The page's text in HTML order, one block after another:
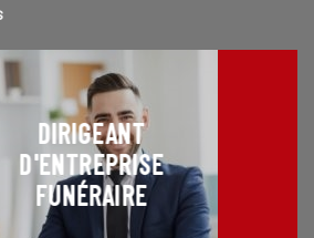
DIRIGEANT
D'ENTREPRISE
FUNÉRAIRE